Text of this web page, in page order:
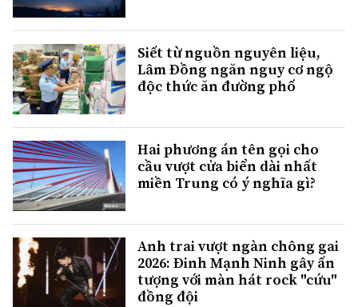
Siết từ nguồn nguyên liệu,
Lâm Đồng ngăn nguy cơ ngộ
độc thức ăn đường phố
Hai phương án tên gọi cho
cầu vượt cửa biển dài nhất
miền Trung có ý nghĩa gì?
Anh trai vượt ngàn chông gai
2026: Đinh Mạnh Ninh gây ấn
tượng với màn hát rock "cứu"
đồng đội